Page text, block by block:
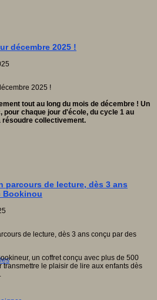
décembre 2025 !
tout au long du mois de décembre ! Un
chaque jour d'école, du cycle 1 au
résoudre collectivement.
parcours de lecture, dès 3 ans
Bookinou
un coffret conçu avec plus de 500
le plaisir de lire aux enfants dès